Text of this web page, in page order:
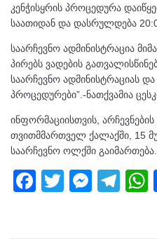
კენჭისყრის პროცედურა
საათიდან და დასრულდება
საარჩევნო ადმინისტრაცია
პირებს ვადების
საარჩევნო ადმინისტრაციას და
პროცედურები”.-ნათქვამია
ინფორმაციისთვის,
თვითმმართველ ქალაქში, 15
საარჩევნო ოლქში გაიმართება.
F
T
M
T